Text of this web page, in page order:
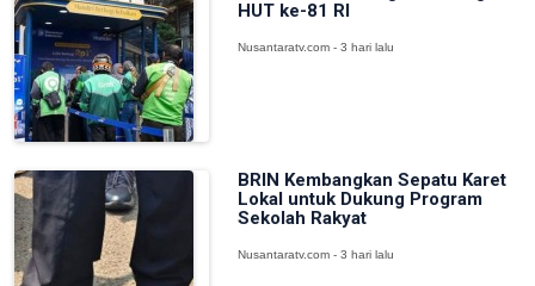
HUT ke-81 RI
Nusantaratv.com - 3 hari lalu
BRIN Kembangkan Sepatu Karet
Lokal untuk Dukung Program
Sekolah Rakyat
Nusantaratv.com - 3 hari lalu